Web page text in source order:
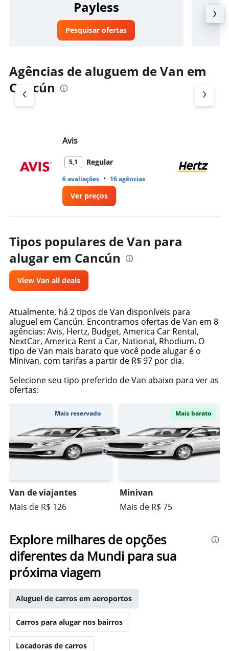
Payless
Pesquisar ofertas
Agências de aluguem de Van em
Cancún
Avis
5,1 Regular
6 avaliações • 16 agências
Ver preços
Tipos populares de Van para
alugar em Cancún
View Van all deals
Atualmente, há 2 tipos de Van disponíveis para
aluguel em Cancún. Encontramos ofertas de Van em 8
agências: Avis, Hertz, Budget, America Car Rental,
NextCar, America Rent a Car, National, Rhodium. O
tipo de Van mais barato que você pode alugar é o
Minivan, com tarifas a partir de R$ 97 por dia.
Selecione seu tipo preferido de Van abaixo para ver as
ofertas:
Mais reservado
Van de viajantes
Mais de R$ 126
Mais barato
Minivan
Mais de R$ 75
Explore milhares de opções
diferentes da Mundi para sua
próxima viagem
Aluguel de carros em aeroportos
Carros para alugar nos bairros
Locadoras de carros